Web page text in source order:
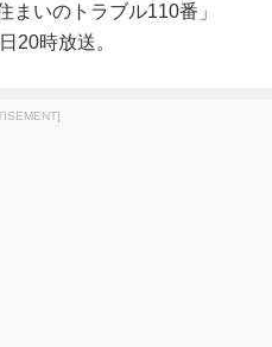
いのトラブル110番」
20時放送。